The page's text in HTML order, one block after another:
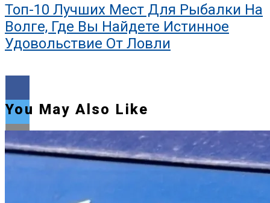
Топ-10 Лучших Мест Для Рыбалки На
Волге, Где Вы Найдете Истинное
Удовольствие От Ловли
Flipboard
You May Also Like